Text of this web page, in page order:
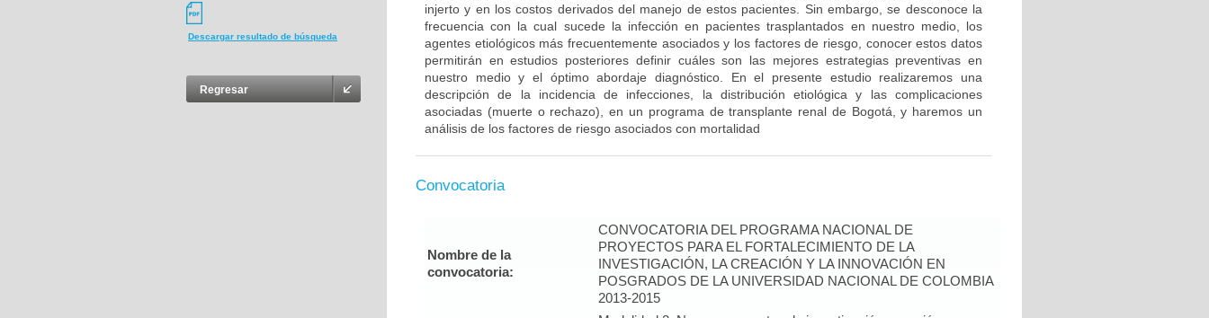
Descargar resultado de búsqueda
Regresar
injerto y en los costos derivados del manejo de estos pacientes. Sin embargo, se desconoce la
frecuencia con la cual sucede la infección en pacientes trasplantados en nuestro medio, los
agentes etiológicos más frecuentemente asociados y los factores de riesgo, conocer estos datos
permitirán en estudios posteriores definir cuáles son las mejores estrategias preventivas en
nuestro medio y el óptimo abordaje diagnóstico. En el presente estudio realizaremos una
descripción de la incidencia de infecciones, la distribución etiológica y las complicaciones
asociadas (muerte o rechazo), en un programa de transplante renal de Bogotá, y haremos un
análisis de los factores de riesgo asociados con mortalidad
Convocatoria
Nombre de la
convocatoria:
CONVOCATORIA DEL PROGRAMA NACIONAL DE
PROYECTOS PARA EL FORTALECIMIENTO DE LA
INVESTIGACIÓN, LA CREACIÓN Y LA INNOVACIÓN EN
POSGRADOS DE LA UNIVERSIDAD NACIONAL DE COLOMBIA
2013-2015